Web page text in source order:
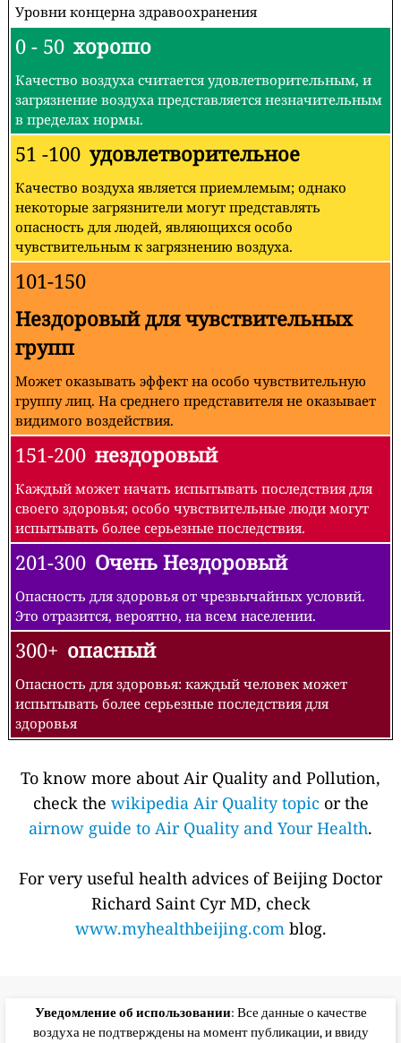
Уровни концерна здравоохранения
0 - 50 хорошо
Качество воздуха считается удовлетворительным, и
загрязнение воздуха представляется незначительным
в пределах нормы.
51 -100 удовлетворительное
Качество воздуха является приемлемым; однако
некоторые загрязнители могут представлять
опасность для людей, являющихся особо
чувствительным к загрязнению воздуха.
101-150
Нездоровый для чувствительных
групп
Может оказывать эффект на особо чувствительную
группу лиц. На среднего представителя не оказывает
видимого воздействия.
151-200 нездоровый
Каждый может начать испытывать последствия для
своего здоровья; особо чувствительные люди могут
испытывать более серьезные последствия.
201-300 Очень Нездоровый
Опасность для здоровья от чрезвычайных условий.
Это отразится, вероятно, на всем населении.
300+ опасный
Опасность для здоровья: каждый человек может
испытывать более серьезные последствия для
здоровья
To know more about Air Quality and Pollution,
check the wikipedia Air Quality topic or the
airnow guide to Air Quality and Your Health.
For very useful health advices of Beijing Doctor
Richard Saint Cyr MD, check
www.myhealthbeijing.comblog.
Уведомление об использовании: Все данные о качестве
воздуха не подтверждены на момент публикации, и ввиду